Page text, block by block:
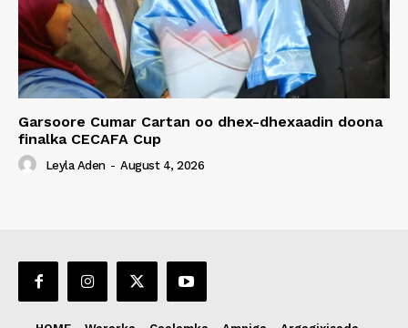
Garsoore Cumar Cartan oo dhex-dhexaadin doona
finalka CECAFA Cup
Leyla Aden - August 4, 2026